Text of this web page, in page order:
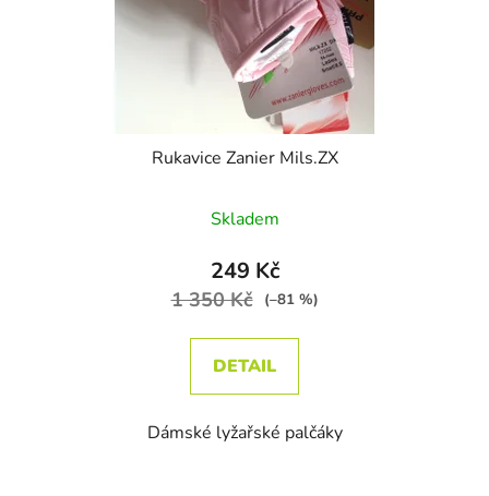
Rukavice Zanier Mils.ZX
Skladem
249 Kč
1 350 Kč (–81 %)
DETAIL
Dámské lyžařské palčáky